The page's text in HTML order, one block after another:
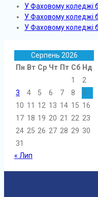
У Фаховому коледжі
У Фаховому коледжі
У Фаховому коледжі
Серпень 2026
Пн Вт Ср Чт Пт Сб Нд
1
2
3
4 5 6 7 8
9
10 11 12 13 14 15 16
17 18 19 20 21 22 23
24 25 26 27 28 29 30
31
« Лип